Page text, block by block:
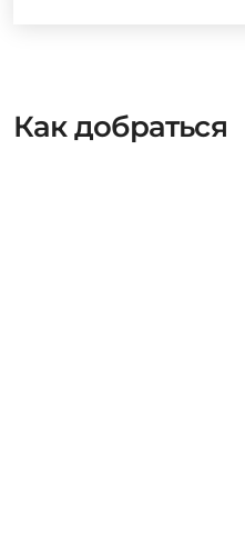
Как добраться